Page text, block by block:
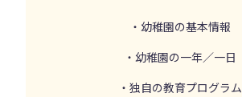
・幼稚園の基本情報
・幼稚園の一年／一日
・独自の教育プログラム